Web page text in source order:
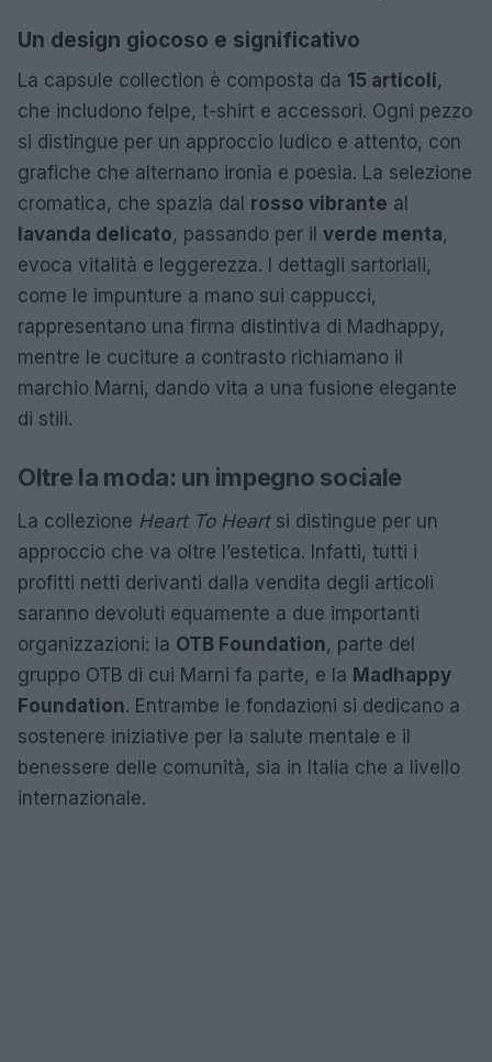
Un design giocoso e significativo
La capsule collection è composta da 15 articoli,
che includono felpe, t-shirt e accessori. Ogni pezzo
si distingue per un approccio ludico e attento, con
grafiche che alternano ironia e poesia. La selezione
cromatica, che spazia dal rosso vibrante al
lavanda delicato, passando per il verde menta,
evoca vitalità e leggerezza. I dettagli sartoriali,
come le impunture a mano sui cappucci,
rappresentano una firma distintiva di Madhappy,
mentre le cuciture a contrasto richiamano il
marchio Marni, dando vita a una fusione elegante
di stili.
Oltre la moda: un impegno sociale
La collezione Heart To Heartsi distingue per un
approccio che va oltre l’estetica. Infatti, tutti i
profitti netti derivanti dalla vendita degli articoli
saranno devoluti equamente a due importanti
organizzazioni: la OTB Foundation, parte del
gruppo OTB di cui Marni fa parte, e la Madhappy
Foundation. Entrambe le fondazioni si dedicano a
sostenere iniziative per la salute mentale e il
benessere delle comunità, sia in Italia che a livello
internazionale.